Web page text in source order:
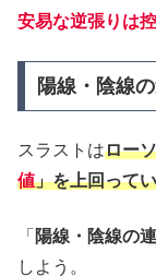
安易な逆張りは
陽線・陰線
スラストはロー
値」を上回って
「 陽線・陰線の
しよう。